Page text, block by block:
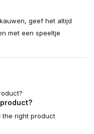
geef het altijd
met een speeltje
the right product